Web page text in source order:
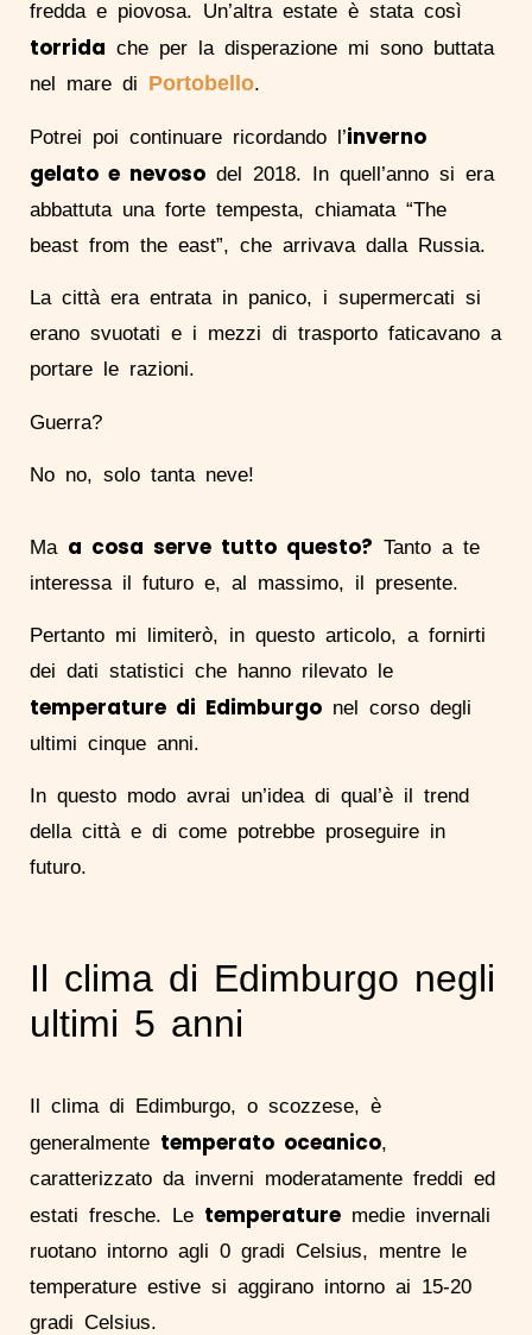
fredda e piovosa. Un’altra estate è stata così
torrida che per la disperazione mi sono buttata
nel mare di Portobello.
Potrei poi continuare ricordando l’inverno
gelato e nevoso del 2018. In quell’anno si era
abbattuta una forte tempesta, chiamata “The
beast from the east”, che arrivava dalla Russia.
La città era entrata in panico, i supermercati si
erano svuotati e i mezzi di trasporto faticavano a
portare le razioni.
Guerra?
No no, solo tanta neve!
Ma a cosa serve tutto questo? Tanto a te
interessa il futuro e, al massimo, il presente.
Pertanto mi limiterò, in questo articolo, a fornirti
dei dati statistici che hanno rilevato le
temperature di Edimburgo nel corso degli
ultimi cinque anni.
In questo modo avrai un’idea di qual’è il trend
della città e di come potrebbe proseguire in
futuro.
Il clima di Edimburgo negli
ultimi 5 anni
Il clima di Edimburgo, o scozzese, è
generalmente temperato oceanico,
caratterizzato da inverni moderatamente freddi ed
estati fresche. Le temperature medie invernali
ruotano intorno agli 0 gradi Celsius, mentre le
temperature estive si aggirano intorno ai 15-20
gradi Celsius.